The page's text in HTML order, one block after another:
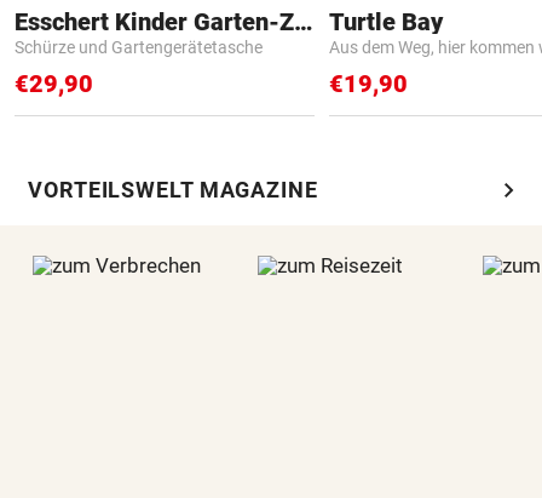
Esschert Kinder Garten-Zubehör
Schürze und Gartengerätetasche
€29,90
Turtle Bay
Aus dem Weg, hier kommen
€19,90
VORTEILSWELT MAGAZINE chevron_right